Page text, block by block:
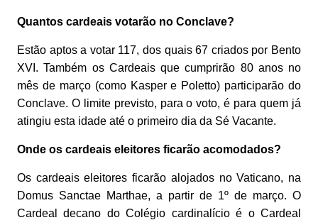
Quantos cardeais votarão no Conclave?
Estão aptos a votar 117, dos quais 67 criados por Bento
XVI. Também os Cardeais que cumprirão 80 anos no
mês de março (como Kasper e Poletto) participarão do
Conclave. O limite previsto, para o voto, é para quem já
atingiu esta idade até o primeiro dia da Sé Vacante.
Onde os cardeais eleitores ficarão acomodados?
Os cardeais eleitores ficarão alojados no Vaticano, na
Domus Sanctae Marthae, a partir de 1º de março. O
Cardeal decano do Colégio cardinalício é o Cardeal